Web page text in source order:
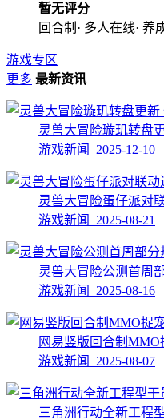
暂无评分
回合制· 多人在线· 养
游戏专区
更多 最新资讯
灵兽大冒险璇玑转盘
游戏新闻 2025-12-10
灵兽大冒险蛋仔派对
游戏新闻 2025-08-21
灵兽大冒险公测首周
游戏新闻 2025-08-16
网易竖版回合制
游戏新闻 2025-08-07
三角洲行动全新工程